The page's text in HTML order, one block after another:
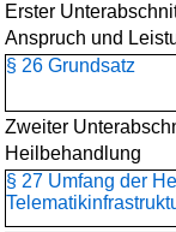
Erster
Anspruch und
§ 26 Grundsatz
Zweiter
Heilbehandlung
§ 27 Umfang der